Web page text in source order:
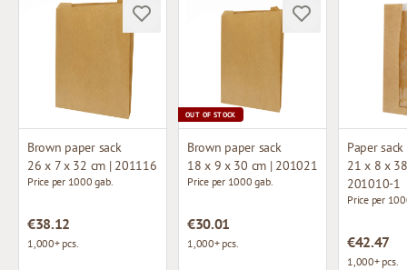
Brown paper sack
26 x 7 x 32 cm | 201116
Price per 1000 gab.
€38.12
1,000+ pcs.
OUT OF STOCK
Brown paper sack
18 x 9 x 30 cm | 201021
Price per 1000 gab.
€30.01
1,000+ pcs.
Paper
21 x 8 x
201010-1
Price per
€42.47
1,000+ pcs.